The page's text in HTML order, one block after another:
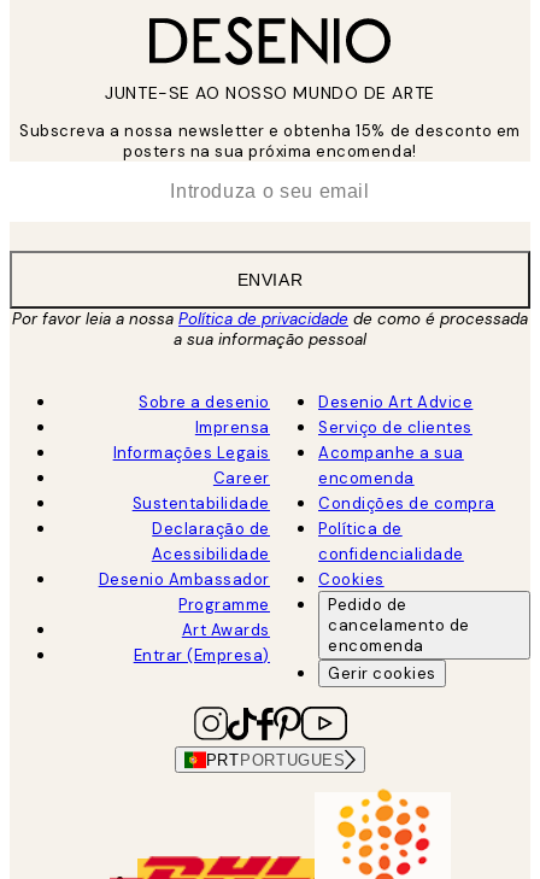
JUNTE-SE AO NOSSO MUNDO DE ARTE
Subscreva a nossa newsletter e obtenha 15% de desconto em
posters na sua próxima encomenda!
ENVIAR
Por favor leia a nossa Política de privacidade de como é processada
a sua informação pessoal
Sobre a desenio
Imprensa
Informações Legais
Career
Sustentabilidade
Declaração de
Acessibilidade
Desenio Ambassador
Programme
Art Awards
Entrar (Empresa)
Desenio Art Advice
Serviço de clientes
Acompanhe a sua
encomenda
Condições de compra
Política de
confidencialidade
Cookies
Pedido de
cancelamento de
encomenda
Gerir cookies
PRT PORTUGUES